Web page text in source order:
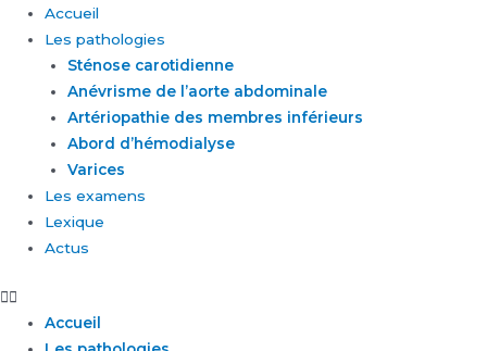
Aller
contenu
Accueil
Les pathologies
Sténose carotidienne
Anévrisme de l’aorte abdominale
Artériopathie des membres inférieurs
Abord d’hémodialyse
Varices
Les examens
Lexique
Actus
Accueil